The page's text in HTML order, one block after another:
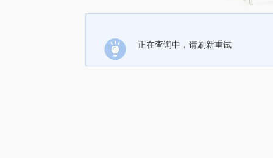
正在查询中，请刷新重试